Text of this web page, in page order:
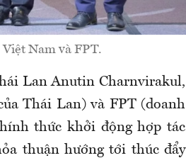
Nam và FPT.
Lan Anutin Charnvirakul,
Thái Lan) và FPT (doanh
thức khởi động hợp tác
thuận hướng tới thúc đẩy